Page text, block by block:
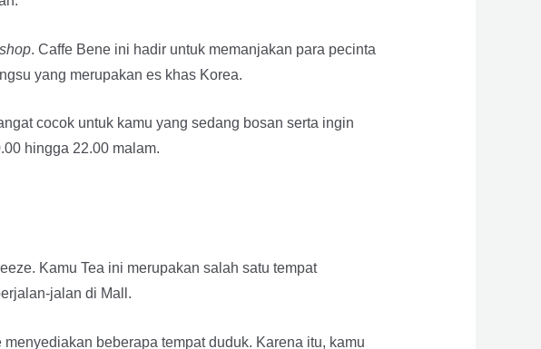
. Caffe Bene ini hadir untuk memanjakan para pecinta
yang merupakan es khas Korea.
cocok untuk kamu yang sedang bosan serta ingin
hingga 22.00 malam.
Kamu Tea ini merupakan salah satu tempat
jalan di Mall.
beberapa tempat duduk. Karena itu, kamu